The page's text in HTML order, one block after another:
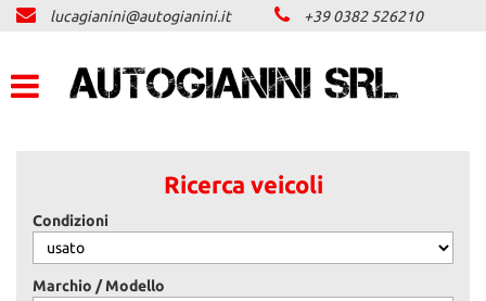
LISTA VEICOLI
ACQUISTIAMO USATO
CONTATTI
NEWS
lucagianini@autogianini.it +39 0382 526210
Ricerca veicoli
Condizioni
Marchio / Modello